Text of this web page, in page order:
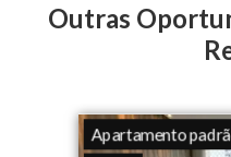
Outras
Apartamento